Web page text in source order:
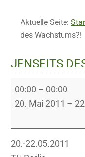
Aktuelle Seite:
des Wachstums?!
JENSEITS
Jenseits
des
00:00 – 00:00
20. Mai 2011 –
20.-22.05.2011